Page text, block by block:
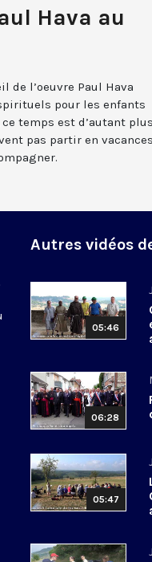
Hava au
de l’oeuvre Paul Hava
pour les enfants
temps est d’autant plus
pas partir en
Autres vidéos
05:46
06:28
05:47